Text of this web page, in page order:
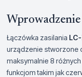
Wprowadzenie
Łączówka zasilania
urządzenie stworzone
maksymalnie 8
funkcjom takim jak